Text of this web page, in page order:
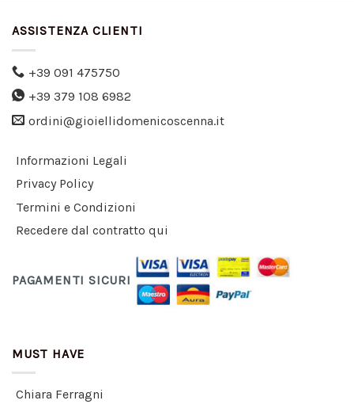
ASSISTENZA CLIENTI
+39 091 475750
+39 379 108 6982
ordini@gioiellidomenicoscenna.it
Informazioni Legali
Privacy Policy
Termini e Condizioni
Recedere dal contratto qui
PAGAMENTI SICURI
MUST HAVE
Chiara Ferragni